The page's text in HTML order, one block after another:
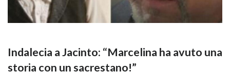
Indalecia a Jacinto: “Marcelina ha avuto una
storia con un sacrestano!”